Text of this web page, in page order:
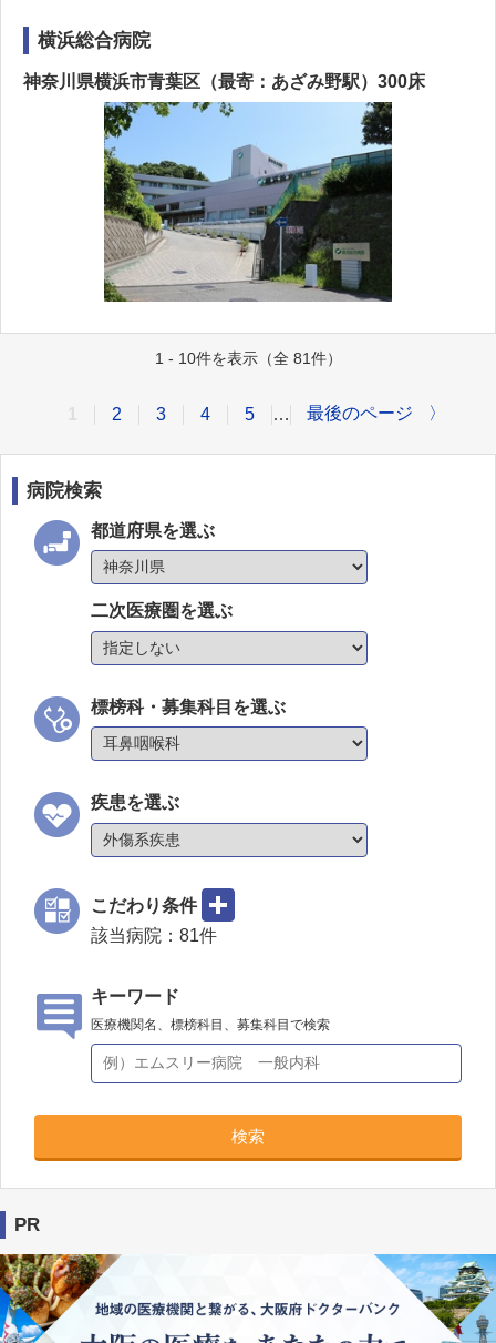
横浜総合病院
神奈川県横浜市青葉区（最寄：あざみ野駅）300床
1 - 10件を表示（全 81件）
2 3 4 5 … 最後のページ 〉
病院検索
都道府県を選ぶ
二次医療圏を選ぶ
標榜科・募集科目を選ぶ
疾患を選ぶ
こだわり条件
該当病院： 81件
キーワード
医療機関名、標榜科目、募集科目で検索
検索
PR